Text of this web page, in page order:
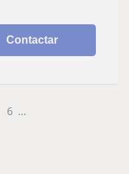
Contactar
6 ...